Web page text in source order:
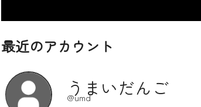
最近のアカウント